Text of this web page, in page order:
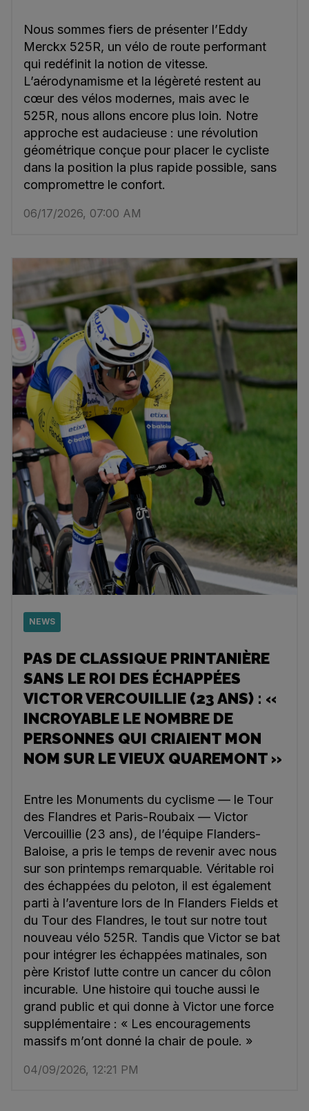
Nous sommes fiers de présenter l’Eddy
Merckx 525R, un vélo de route performant
qui redéfinit la notion de vitesse.
L’aérodynamisme et la légèreté restent au
cœur des vélos modernes, mais avec le
525R, nous allons encore plus loin. Notre
approche est audacieuse : une révolution
géométrique conçue pour placer le cycliste
dans la position la plus rapide possible, sans
compromettre le confort.
06/17/2026, 07:00 AM
NEWS
PAS DE CLASSIQUE PRINTANIÈRE
SANS LE ROI DES ÉCHAPPÉES
VICTOR VERCOUILLIE (23 ANS) : «
INCROYABLE LE NOMBRE DE
PERSONNES QUI CRIAIENT MON
NOM SUR LE VIEUX QUAREMONT »
Entre les Monuments du cyclisme — le Tour
des Flandres et Paris-Roubaix — Victor
Vercouillie (23 ans), de l’équipe Flanders-
Baloise, a pris le temps de revenir avec nous
sur son printemps remarquable. Véritable roi
des échappées du peloton, il est également
parti à l’aventure lors de In Flanders Fields et
du Tour des Flandres, le tout sur notre tout
nouveau vélo 525R. Tandis que Victor se bat
pour intégrer les échappées matinales, son
père Kristof lutte contre un cancer du côlon
incurable. Une histoire qui touche aussi le
grand public et qui donne à Victor une force
supplémentaire : « Les encouragements
massifs m’ont donné la chair de poule. »
04/09/2026, 12:21 PM